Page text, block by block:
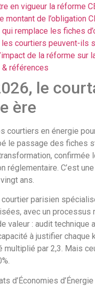
en vigueur la réforme
montant de l’obligation
qui remplace les fiches
les courtiers peuvent-ils
de la réforme sur
références
le
ère
courtiers en énergie
le passage des
confirmée
réglementaire. C’est
ans.
courtier parisien
avec un processus
valeur : audit
à justifier
multiplié par 2,3. Mais
d’Économies